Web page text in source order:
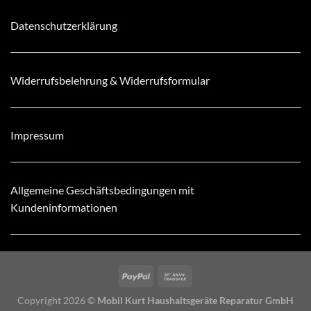
24 Stunden Hotline Tel: 030 6813098
Datenschutzerklärung
Widerrufsbelehrung & Widerrufsformular
Impressum
Allgemeine Geschäftsbedingungen mit
Kundeninformationen
Copyright 2026 © Mobil Kurt Haushaltsgeräte Reparatur GmbH